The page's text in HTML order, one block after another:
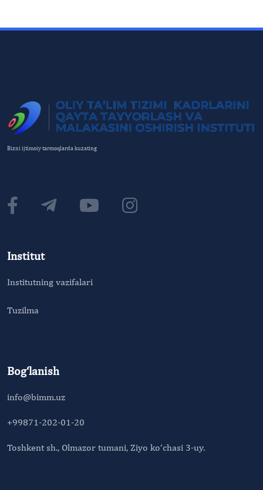
Bizni ijtimoiy tarmoqlarda kuzating
Institut
Institutning vazifalari
Tuzilma
Bog‘lanish
info@bimm.uz
+99871-202-01-20
Toshkent sh., Olmazor tumani, Ziyo ko‘chasi 3-uy.